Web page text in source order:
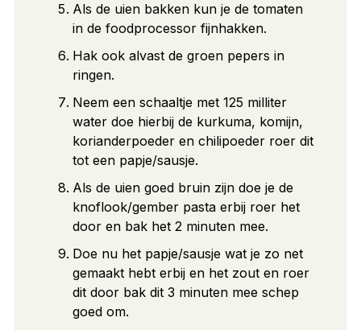
Als de uien bakken kun je de tomaten
in de foodprocessor fijnhakken.
Hak ook alvast de groen pepers in
ringen.
Neem een schaaltje met 125 milliter
water doe hierbij de kurkuma, komijn,
korianderpoeder en chilipoeder roer dit
tot een papje/sausje.
Als de uien goed bruin zijn doe je de
knoflook/gember pasta erbij roer het
door en bak het 2 minuten mee.
Doe nu het papje/sausje wat je zo net
gemaakt hebt erbij en het zout en roer
dit door bak dit 3 minuten mee schep
goed om.